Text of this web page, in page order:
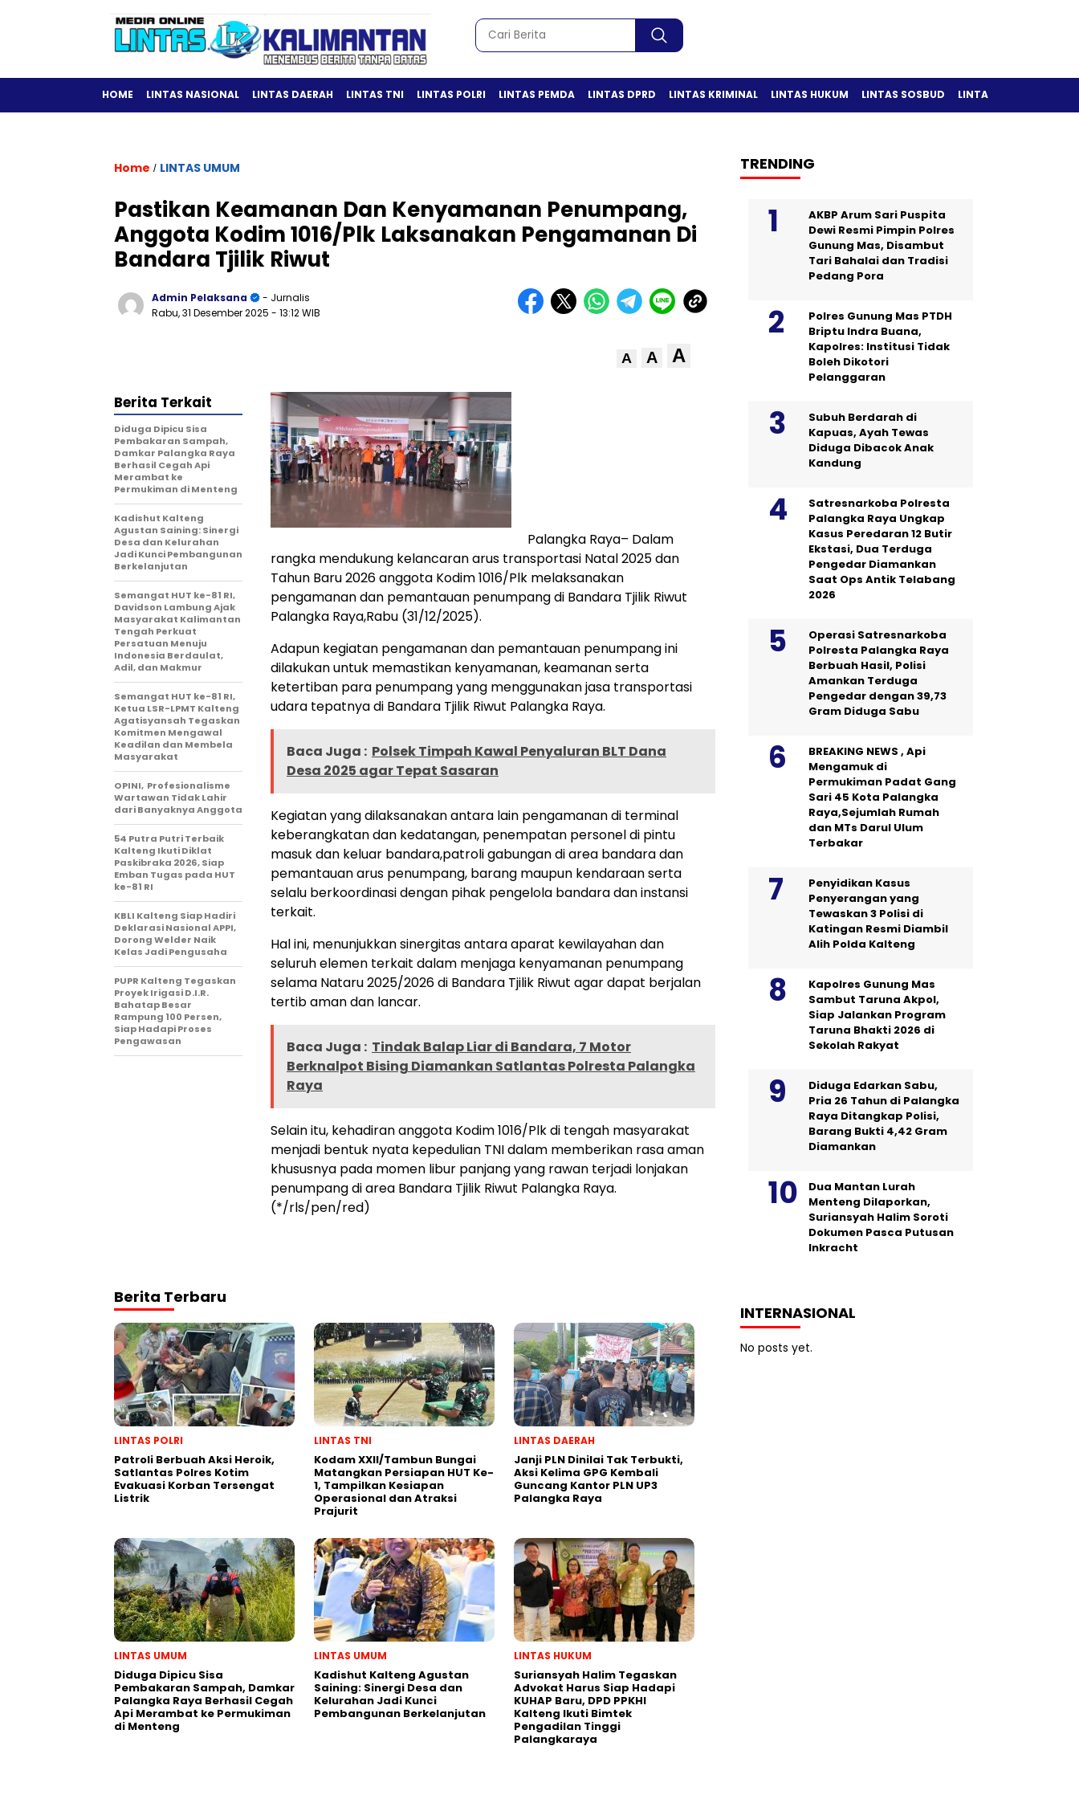
HOME LINTAS NASIONAL LINTAS DAERAH LINTAS TNI LINTAS POLRI LINTAS PEMDA LINTAS DPRD LINTAS KRIMINAL LINTAS HUKUM LINTAS SOSBUD LINTAS OLAH RAGA
Home / LINTAS UMUM
Pastikan Keamanan Dan Kenyamanan Penumpang,
Anggota Kodim 1016/Plk Laksanakan Pengamanan Di
Bandara Tjilik Riwut
Admin Pelaksana
- Jurnalis
Rabu, 31 Desember 2025 - 13:12 WIB
A A A
Palangka Raya– Dalam
rangka mendukung kelancaran arus transportasi Natal 2025 dan
Tahun Baru 2026 anggota Kodim 1016/Plk melaksanakan
pengamanan dan pemantauan penumpang di Bandara Tjilik Riwut
Palangka Raya,Rabu (31/12/2025).
Adapun kegiatan pengamanan dan pemantauan penumpang ini
dilakukan untuk memastikan kenyamanan, keamanan serta
ketertiban para penumpang yang menggunakan jasa transportasi
udara tepatnya di Bandara Tjilik Riwut Palangka Raya.
Baca Juga : Polsek Timpah Kawal Penyaluran BLT Dana
Desa 2025 agar Tepat Sasaran
Kegiatan yang dilaksanakan antara lain pengamanan di terminal
keberangkatan dan kedatangan, penempatan personel di pintu
masuk dan keluar bandara,patroli gabungan di area bandara dan
pemantauan arus penumpang, barang maupun kendaraan serta
selalu berkoordinasi dengan pihak pengelola bandara dan instansi
terkait.
Hal ini, menunjukkan sinergitas antara aparat kewilayahan dan
seluruh elemen terkait dalam menjaga kenyamanan penumpang
selama Nataru 2025/2026 di Bandara Tjilik Riwut agar dapat berjalan
tertib aman dan lancar.
Baca Juga : Tindak Balap Liar di Bandara, 7 Motor
Berknalpot Bising Diamankan Satlantas Polresta Palangka
Raya
Selain itu, kehadiran anggota Kodim 1016/Plk di tengah masyarakat
menjadi bentuk nyata kepedulian TNI dalam memberikan rasa aman
khususnya pada momen libur panjang yang rawan terjadi lonjakan
penumpang di area Bandara Tjilik Riwut Palangka Raya.
(*/rls/pen/red)
Berita Terkait
Diduga Dipicu Sisa
Pembakaran Sampah,
Damkar Palangka Raya
Berhasil Cegah Api
Merambat ke
Permukiman di Menteng
Kadishut Kalteng
Agustan Saining: Sinergi
Desa dan Kelurahan
Jadi Kunci Pembangunan
Berkelanjutan
Semangat HUT ke-81 RI,
Davidson Lambung Ajak
Masyarakat Kalimantan
Tengah Perkuat
Persatuan Menuju
Indonesia Berdaulat,
Adil, dan Makmur
Semangat HUT ke-81 RI,
Ketua LSR-LPMT Kalteng
Agatisyansah Tegaskan
Komitmen Mengawal
Keadilan dan Membela
Masyarakat
OPINI, Profesionalisme
Wartawan Tidak Lahir
dari Banyaknya Anggota
54 Putra Putri Terbaik
Kalteng Ikuti Diklat
Paskibraka 2026, Siap
Emban Tugas pada HUT
ke-81 RI
KBLI Kalteng Siap Hadiri
Deklarasi Nasional APPI,
Dorong Welder Naik
Kelas Jadi Pengusaha
PUPR Kalteng Tegaskan
Proyek Irigasi D.I.R.
Bahatap Besar
Rampung 100 Persen,
Siap Hadapi Proses
Pengawasan
Berita Terbaru
LINTAS POLRI
Patroli Berbuah Aksi Heroik,
Satlantas Polres Kotim
Evakuasi Korban Tersengat
Listrik
LINTAS TNI
Kodam XXII/Tambun Bungai
Matangkan Persiapan HUT Ke-
1, Tampilkan Kesiapan
Operasional dan Atraksi
Prajurit
LINTAS DAERAH
Janji PLN Dinilai Tak Terbukti,
Aksi Kelima GPG Kembali
Guncang Kantor PLN UP3
Palangka Raya
LINTAS UMUM
Diduga Dipicu Sisa
Pembakaran Sampah, Damkar
Palangka Raya Berhasil Cegah
Api Merambat ke Permukiman
di Menteng
LINTAS UMUM
Kadishut Kalteng Agustan
Saining: Sinergi Desa dan
Kelurahan Jadi Kunci
Pembangunan Berkelanjutan
LINTAS HUKUM
Suriansyah Halim Tegaskan
Advokat Harus Siap Hadapi
KUHAP Baru, DPD PPKHI
Kalteng Ikuti Bimtek
Pengadilan Tinggi
Palangkaraya
TRENDING
AKBP Arum Sari Puspita
Dewi Resmi Pimpin Polres
Gunung Mas, Disambut
Tari Bahalai dan Tradisi
Pedang Pora
Polres Gunung Mas PTDH
Briptu Indra Buana,
Kapolres: Institusi Tidak
Boleh Dikotori
Pelanggaran
Subuh Berdarah di
Kapuas, Ayah Tewas
Diduga Dibacok Anak
Kandung
Satresnarkoba Polresta
Palangka Raya Ungkap
Kasus Peredaran 12 Butir
Ekstasi, Dua Terduga
Pengedar Diamankan
Saat Ops Antik Telabang
2026
Operasi Satresnarkoba
Polresta Palangka Raya
Berbuah Hasil, Polisi
Amankan Terduga
Pengedar dengan 39,73
Gram Diduga Sabu
BREAKING NEWS , Api
Mengamuk di
Permukiman Padat Gang
Sari 45 Kota Palangka
Raya,Sejumlah Rumah
dan MTs Darul Ulum
Terbakar
Penyidikan Kasus
Penyerangan yang
Tewaskan 3 Polisi di
Katingan Resmi Diambil
Alih Polda Kalteng
Kapolres Gunung Mas
Sambut Taruna Akpol,
Siap Jalankan Program
Taruna Bhakti 2026 di
Sekolah Rakyat
Diduga Edarkan Sabu,
Pria 26 Tahun di Palangka
Raya Ditangkap Polisi,
Barang Bukti 4,42 Gram
Diamankan
Dua Mantan Lurah
Menteng Dilaporkan,
Suriansyah Halim Soroti
Dokumen Pasca Putusan
Inkracht
INTERNASIONAL
No posts yet.